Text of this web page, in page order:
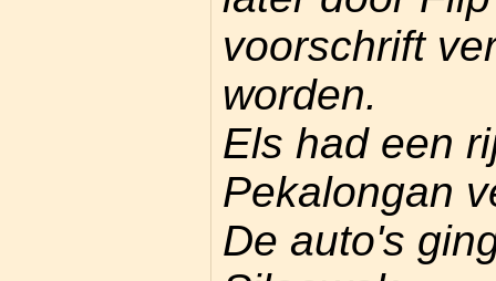
voorschrift
worden.
Els had een
Pekalongan
De auto's